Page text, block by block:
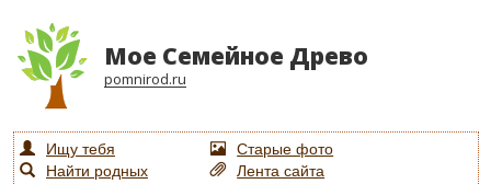
Мое Семейное Древо
pomnirod.ru
Ищу тебя
Старые фото
Найти родных
Лента сайта